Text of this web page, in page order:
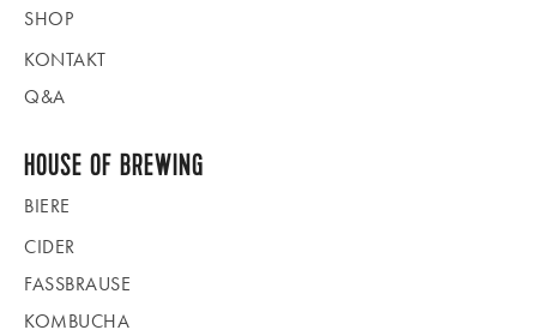
SHOP
KONTAKT
Q&A
HOUSE OF BREWING
BIERE
CIDER
FASSBRAUSE
KOMBUCHA